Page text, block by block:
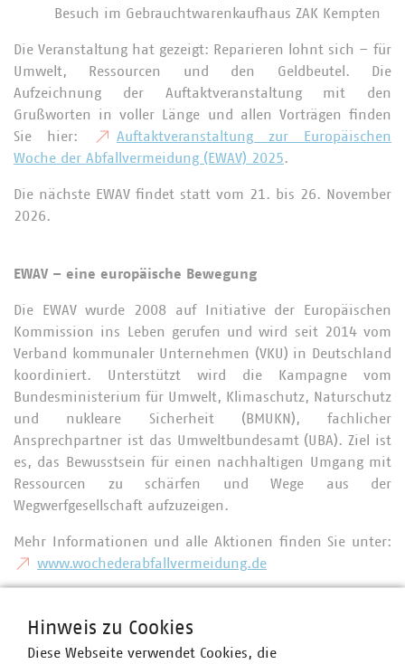
Besuch im Gebrauchtwarenkaufhaus ZAK Kempten
Die Veranstaltung hat gezeigt: Reparieren lohnt sich – für
Umwelt, Ressourcen und den Geldbeutel. Die
Aufzeichnung der Auftaktveranstaltung mit den
Grußworten in voller Länge und allen Vorträgen finden
Sie hier:
Auftaktveranstaltung zur Europäischen
Woche der Abfallvermeidung (EWAV) 2025.
Die nächste EWAV findet statt vom 21. bis 26. November
2026.
EWAV – eine europäische Bewegung
Die EWAV wurde 2008 auf Initiative der Europäischen
Kommission ins Leben gerufen und wird seit 2014 vom
Verband kommunaler Unternehmen (VKU) in Deutschland
koordiniert. Unterstützt wird die Kampagne vom
Bundesministerium für Umwelt, Klimaschutz, Naturschutz
und nukleare Sicherheit (BMUKN), fachlicher
Ansprechpartner ist das Umweltbundesamt (UBA). Ziel ist
es, das Bewusstsein für einen nachhaltigen Umgang mit
Ressourcen zu schärfen und Wege aus der
Wegwerfgesellschaft aufzuzeigen.
Mehr Informationen und alle Aktionen finden Sie unter:
www.wochederabfallvermeidung.de
Ansprechpartner
Hinweis zu Cookies
Diese Webseite verwendet Cookies, die